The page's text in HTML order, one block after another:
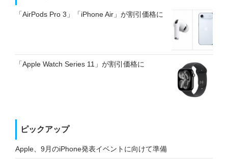
「AirPods Pro 3」「iPhone Air」が割引価格に
「Apple Watch Series 11」が割引価格に
ピックアップ
Apple、9月のiPhone発表イベントに向けて準備